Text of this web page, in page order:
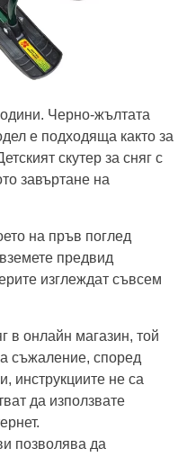
Черно-жълтата
е подходяща както за
скутер за сняг с
завъртане на
на пръв поглед
предвид
изглеждат съвсем
в онлайн магазин, той
съжаление, според
инструкциите не са
да използвате
позволява да